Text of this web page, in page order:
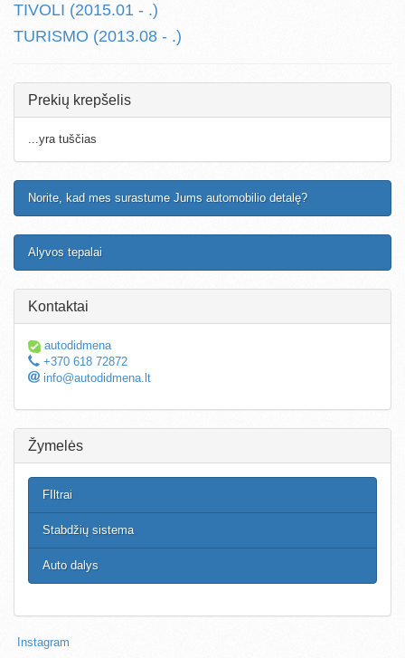
TIVOLI (2015.01 - .)
TURISMO (2013.08 - .)
Prekių krepšelis
...yra tuščias
Norite, kad mes surastume Jums automobilio detalę?
Alyvos tepalai
Kontaktai
autodidmena
+370 618 72872
info@autodidmena.lt
Žymelės
FIltrai
Stabdžių sistema
Auto dalys
Instagram